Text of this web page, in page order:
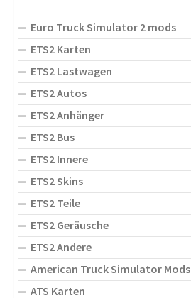
Euro Truck Simulator 2 mods
ETS2 Karten
ETS2 Lastwagen
ETS2 Autos
ETS2 Anhänger
ETS2 Bus
ETS2 Innere
ETS2 Skins
ETS2 Teile
ETS2 Geräusche
ETS2 Andere
American Truck Simulator Mods
ATS Karten